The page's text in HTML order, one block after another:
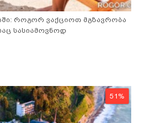
როგორ ვაქციოთ მგზავრობა
სასიამოვნოდ
51%